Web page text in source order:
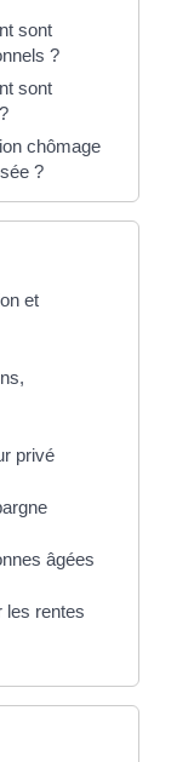
sont
?
sont
chômage
?
et
privé
âgées
les rentes